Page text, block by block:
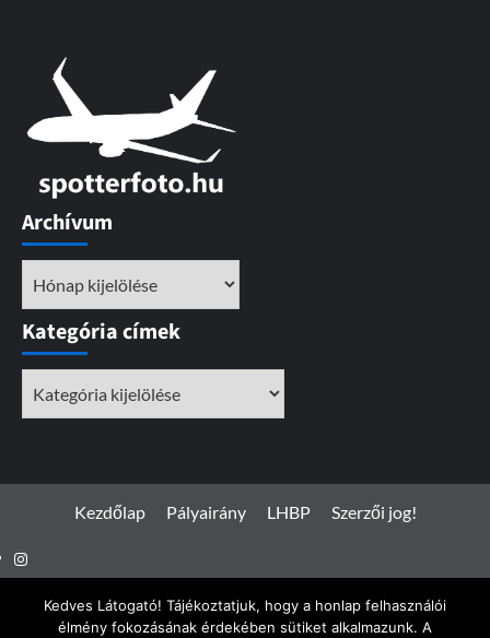
Archívum
Kategória címek
Kezdőlap Pályairány LHBP Szerzői jog!
Instagram
Facebook
Kedves Látogató! Tájékoztatjuk, hogy a honlap felhasználói
élmény fokozásának érdekében sütiket alkalmazunk. A